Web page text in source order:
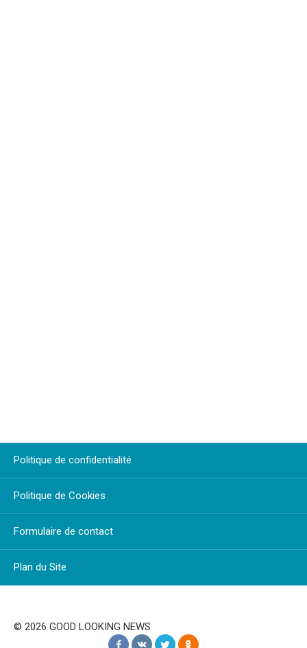
Politique de confidentialité
Politique de Cookies
Formulaire de contact
Plan du Site
© 2026 GOOD LOOKING NEWS